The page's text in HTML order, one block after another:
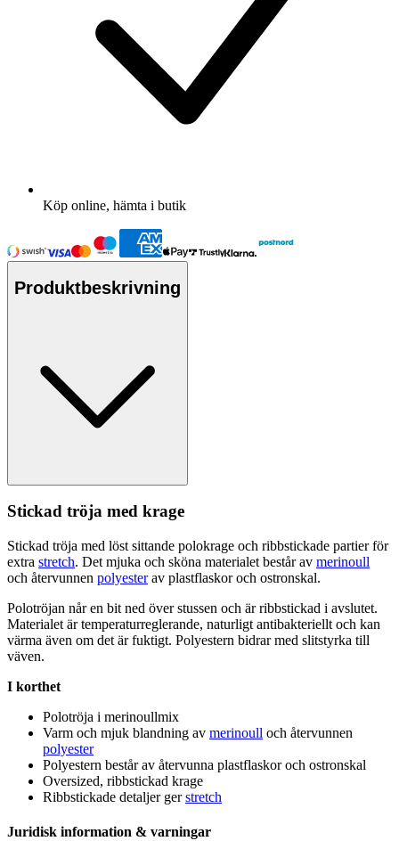
Köp online, hämta i butik
Produktbeskrivning
Stickad tröja med krage
Stickad tröja med löst sittande polokrage och ribbstickade partier för
extra stretch. Det mjuka och sköna materialet består av merinoull
och återvunnen polyesterav plastflaskor och ostronskal.
Polotröjan når en bit ned över stussen och är ribbstickad i avslutet.
Materialet är temperaturreglerande, naturligt antibakteriellt och kan
värma även om det är fuktigt. Polyestern bidrar med slitstyrka till
väven.
I korthet
Polotröja i merinoullmix
Varm och mjuk blandning av merinoull och återvunnen
polyester
Polyestern består av återvunna plastflaskor och ostronskal
Oversized, ribbstickad krage
Ribbstickade detaljer gerstretch
Juridisk information & varningar